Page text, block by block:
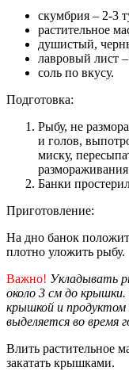
скумбрия – 2-3
растительное
душистый,
лавровый лист
соль по вкусу.
Подготовка:
Рыбу, не
и голов,
миску,
Банки
Приготовление:
На дно банок
плотно уложить рыбу.
Важно! Укладывать
около 3 см до
крышкой и продуктом
выделяется во время
Влить растительное
закатать крышками.